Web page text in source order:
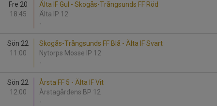
Fre 20
18:45
Älta IF Gul - Skogås-Trångsunds FF Röd
Älta IP 12
-
Sön 22
11:00
Skogås-Trångsunds FF Blå - Älta IF Svart
Nytorps Mosse IP 12
-
Sön 22
12:00
Årsta FF 5 - Älta IF Vit
Årstagårdens BP 12
-